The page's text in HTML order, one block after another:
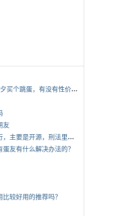
*
想请教有经验的蛋友，想给媳妇7夕买个跳蛋，有没有性价比高的推荐
友
*
有啥搞钱的路子吗，开源节流都行，主要是开源，刑法里的咱不做
友有什么解决办法的？
较好用的推荐吗？